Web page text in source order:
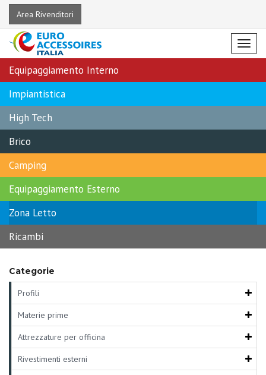
Area Rivenditori
Menu
Equipaggiamento Interno
Impiantistica
High Tech
Brico
Camping
Equipaggiamento Esterno
Zona Letto
Ricambi
Categorie
Profili
Materie prime
Attrezzature per officina
Rivestimenti esterni